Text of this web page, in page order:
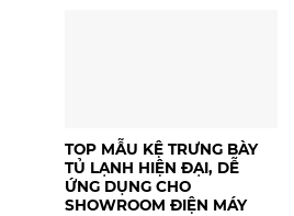
TOP MẪU KỆ TRƯNG BÀY
TỦ LẠNH HIỆN ĐẠI, DỄ
ỨNG DỤNG CHO
SHOWROOM ĐIỆN MÁY